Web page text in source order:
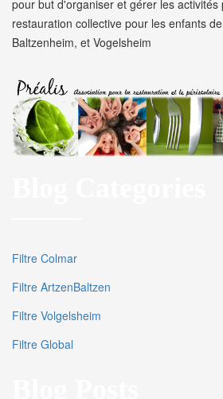
pour but d'organiser et gérer les activités
restauration collective pour les enfants
Baltzenheim, et Vogelsheim
Filtre Colmar
Filtre ArtzenBaltzen
Filtre Volgelsheim
Filtre Global